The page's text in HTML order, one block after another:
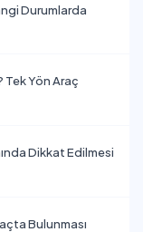
Durumlarda
Tek Yön Araç
Dikkat Edilmesi
Bulunması